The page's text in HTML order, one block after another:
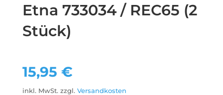
Etna 733034 / REC65 (2
Stück)
15,95 €
inkl. MwSt. zzgl. Versandkosten